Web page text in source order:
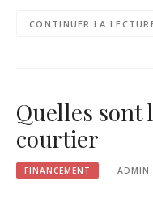
CONTINUER LA
Quelles sont
courtier
FINANCEMENT ADMIN